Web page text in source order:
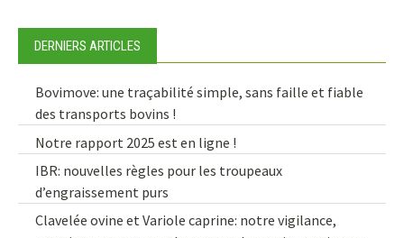
DERNIERS ARTICLES
Bovimove: une traçabilité simple, sans faille et fiable
des transports bovins !
Notre rapport 2025 est en ligne !
IBR: nouvelles règles pour les troupeaux
d’engraissement purs
Clavelée ovine et Variole caprine: notre vigilance,